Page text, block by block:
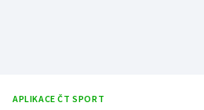
APLIKACE ČT SPORT